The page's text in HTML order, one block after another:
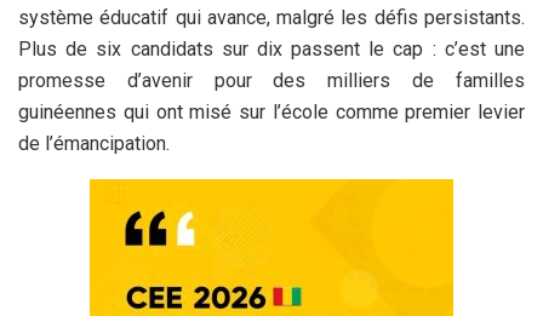
système éducatif qui avance, malgré les défis persistants.
Plus de six candidats sur dix passent le cap : c’est une
promesse d’avenir pour des milliers de familles
guinéennes qui ont misé sur l’école comme premier levier
de l’émancipation.